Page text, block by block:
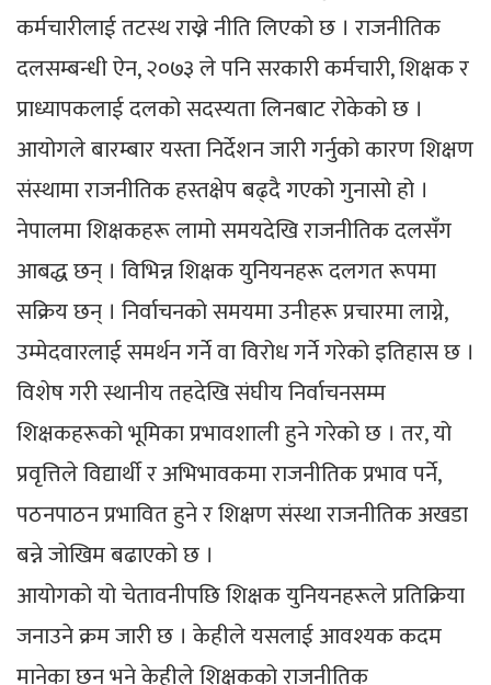
कर्मचारीलाई तटस्थ राख्ने नीति लिएको छ । राजनीतिक
दलसम्बन्धी ऐन, २०७३ ले पनि सरकारी कर्मचारी, शिक्षक र
प्राध्यापकलाई दलको सदस्यता लिनबाट रोकेको छ ।
आयोगले बारम्बार यस्ता निर्देशन जारी गर्नुको कारण शिक्षण
संस्थामा राजनीतिक हस्तक्षेप बढ्दै गएको गुनासो हो ।
नेपालमा शिक्षकहरू लामो समयदेखि राजनीतिक दलसँग
आबद्ध छन् । विभिन्न शिक्षक युनियनहरू दलगत रूपमा
सक्रिय छन् । निर्वाचनको समयमा उनीहरू प्रचारमा लाग्ने,
उम्मेदवारलाई समर्थन गर्ने वा विरोध गर्ने गरेको इतिहास छ ।
विशेष गरी स्थानीय तहदेखि संघीय निर्वाचनसम्म
शिक्षकहरूको भूमिका प्रभावशाली हुने गरेको छ । तर, यो
प्रवृत्तिले विद्यार्थी र अभिभावकमा राजनीतिक प्रभाव पर्ने,
पठनपाठन प्रभावित हुने र शिक्षण संस्था राजनीतिक अखडा
बन्ने जोखिम बढाएको छ ।
आयोगको यो चेतावनीपछि शिक्षक युनियनहरूले प्रतिक्रिया
जनाउने क्रम जारी छ । केहीले यसलाई आवश्यक कदम
मानेका छन् भने केहीले शिक्षकको राजनीतिक